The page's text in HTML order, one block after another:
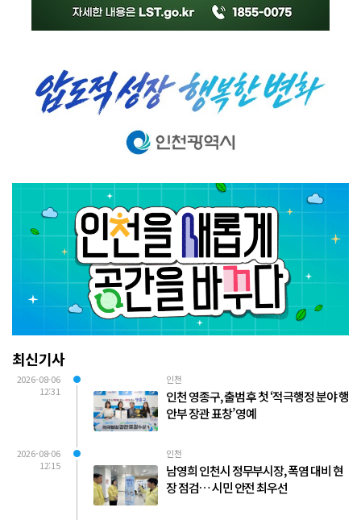
최신기사
2026-08-06
12:31
인천
인천 영종구, 출범 후 첫 ‘적극행정 분야 행
안부 장관 표창’ 영예
2026-08-06
12:15
인천
남영희 인천시 정무부시장, 폭염 대비 현
장 점검… 시민 안전 최우선